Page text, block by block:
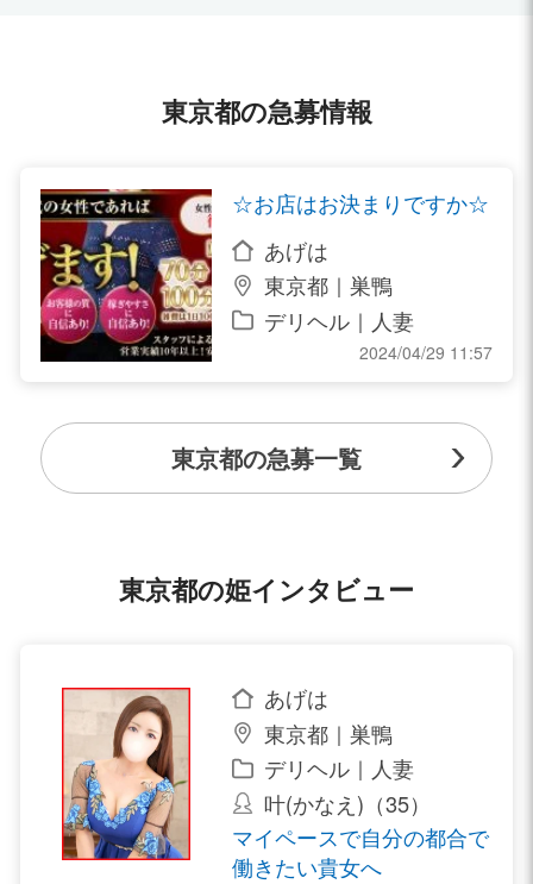
東京都の急募情報
☆お店はお決まりですか☆
あげは
東京都｜巣鴨
デリヘル｜人妻
2024/04/29 11:57
東京都の急募一覧
東京都の姫インタビュー
あげは
東京都｜巣鴨
デリヘル｜人妻
叶(かなえ)（35）
マイペースで自分の都合で
働きたい貴女へ